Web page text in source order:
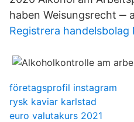
haben Weisungsrecht ‒
Registrera handelsbolag
företagsprofil instagram
rysk kaviar karlstad
euro valutakurs 2021